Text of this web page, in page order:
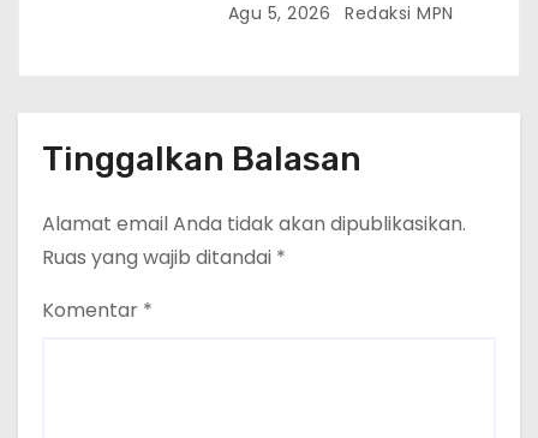
Agu 5, 2026 Redaksi MPN
Tinggalkan Balasan
Alamat email Anda tidak akan dipublikasikan.
Ruas yang wajib ditandai *
Komentar *